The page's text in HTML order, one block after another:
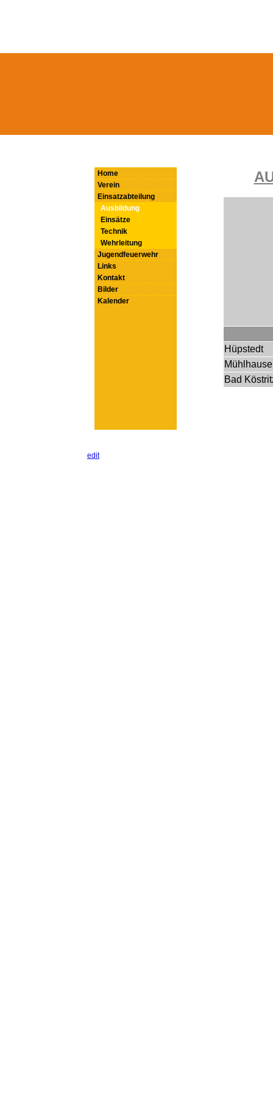
Home
Verein
Einsatzabteilung
Ausbildung
Einsätze
Technik
Wehrleitung
Jugendfeuerwehr
Links
Kontakt
Bilder
Kalender
Hüpstedt
Bad
edit